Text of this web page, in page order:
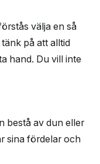
välja en så
på att alltid
hand. Du vill inte
bestå av dun eller
sina fördelar och